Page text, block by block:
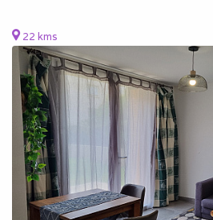
22 kms